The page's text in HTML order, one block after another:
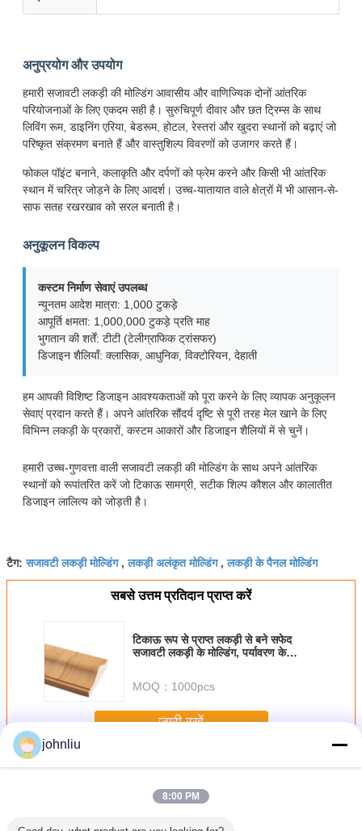
अनुप्रयोग और उपयोग
हमारी सजावटी लकड़ी की मोल्डिंग आवासीय और वाणिज्यिक दोनों आंतरिक
परियोजनाओं के लिए एकदम सही है। सुरुचिपूर्ण दीवार और छत ट्रिम्स के साथ
लिविंग रूम, डाइनिंग एरिया, बेडरूम, होटल, रेस्तरां और खुदरा स्थानों को बढ़ाएं जो
परिष्कृत संक्रमण बनाते हैं और वास्तुशिल्प विवरणों को उजागर करते हैं।
फोकल पॉइंट बनाने, कलाकृति और दर्पणों को फ्रेम करने और किसी भी आंतरिक
स्थान में चरित्र जोड़ने के लिए आदर्श। उच्च-यातायात वाले क्षेत्रों में भी आसान-से-
साफ सतह रखरखाव को सरल बनाती है।
अनुकूलन विकल्प
कस्टम निर्माण सेवाएं उपलब्ध
न्यूनतम आदेश मात्रा: 1,000 टुकड़े
आपूर्ति क्षमता: 1,000,000 टुकड़े प्रति माह
भुगतान की शर्तें: टीटी (टेलीग्राफिक ट्रांसफर)
डिजाइन शैलियाँ: क्लासिक, आधुनिक, विक्टोरियन, देहाती
हम आपकी विशिष्ट डिजाइन आवश्यकताओं को पूरा करने के लिए व्यापक अनुकूलन
सेवाएं प्रदान करते हैं। अपने आंतरिक सौंदर्य दृष्टि से पूरी तरह मेल खाने के लिए
विभिन्न लकड़ी के प्रकारों, कस्टम आकारों और डिजाइन शैलियों में से चुनें।
हमारी उच्च-गुणवत्ता वाली सजावटी लकड़ी की मोल्डिंग के साथ अपने आंतरिक
स्थानों को रूपांतरित करें जो टिकाऊ सामग्री, सटीक शिल्प कौशल और कालातीत
डिजाइन लालित्य को जोड़ती है।
टैग:सजावटी लकड़ी मोल्डिंग,लकड़ी अलंकृत मोल्डिंग,लकड़ी के पैनल मोल्डिंग
सबसे उत्तम प्रतिदान प्राप्त करें
टिकाऊ रूप से प्राप्त लकड़ी से बने सफेद
सजावटी लकड़ी के मोल्डिंग, पर्यावरण के
MOQ： 1000pcs
जारी रखें
अधिकसजावटी लकड़ी के मोल्डिंग
johnliu
8:00 PM